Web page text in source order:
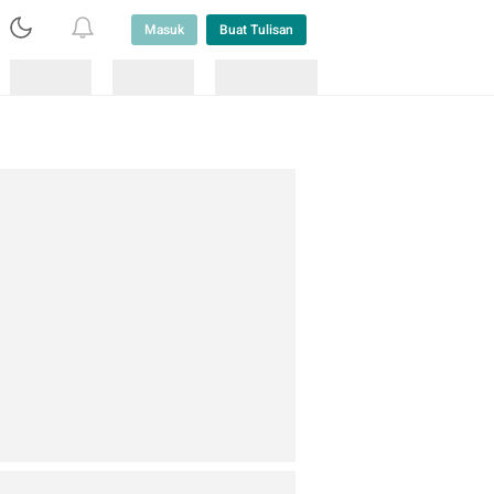
Masuk Buat Tulisan